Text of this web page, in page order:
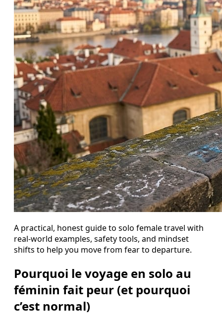
A practical, honest guide to solo female travel with
real-world examples, safety tools, and mindset
shifts to help you move from fear to departure.
Pourquoi le voyage en solo au
féminin fait peur (et pourquoi
c’est normal)